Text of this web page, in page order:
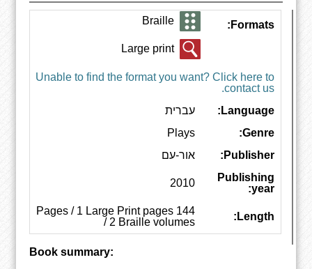
Formats:
Large print
Unable to find the format you want? Click here to
contact us.
Language:
עברית
Genre:
Plays
Publisher:
אור-עם
Publishing
year:
2010
Length:
144 Pages / 1 Large Print pages
/ 2 Braille volumes
Book summary: